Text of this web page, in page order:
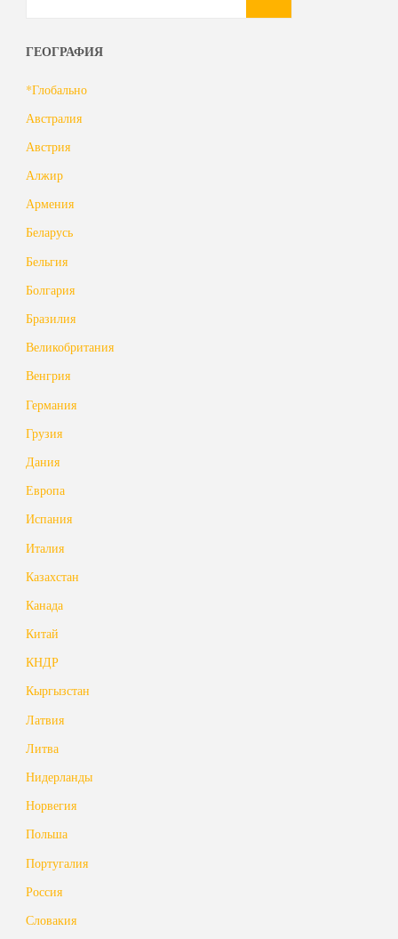
ГЕОГРАФИЯ
*Глобально
Австралия
Австрия
Алжир
Армения
Беларусь
Бельгия
Болгария
Бразилия
Великобритания
Венгрия
Германия
Грузия
Дания
Европа
Испания
Италия
Казахстан
Канада
Китай
КНДР
Кыргызстан
Латвия
Литва
Нидерланды
Норвегия
Польша
Португалия
Россия
Словакия